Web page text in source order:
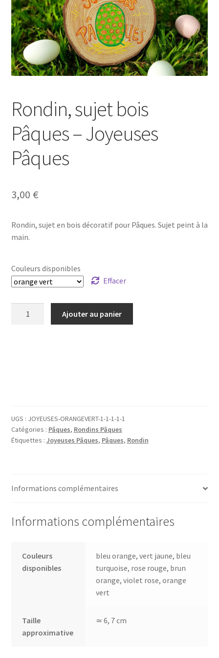
Se connecter
Rondin, sujet bois
Pâques – Joyeuses
Pâques
3,00 €
Rondin, sujet en bois décoratif pour Pâques. Sujet peint à la
main.
Couleurs disponibles
Effacer
Ajouter au panier
UGS : JOYEUSES-ORANGEVERT-1-1-1-1-1
Catégories : Pâques, Rondins Pâques
Étiquettes : Joyeuses Pâques, Pâques, Rondin
Informations complémentaires
Informations complémentaires
Couleurs
disponibles
bleu orange, vert jaune, bleu
turquoise, rose rouge, brun
orange, violet rose, orange
vert
Taille
approximative
≃ 6, 7 cm